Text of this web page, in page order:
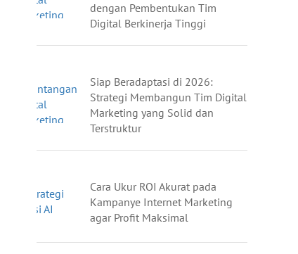
dengan Pembentukan Tim
Digital Berkinerja Tinggi
Siap Beradaptasi di 2026:
Strategi Membangun Tim Digital
Marketing yang Solid dan
Terstruktur
Cara Ukur ROI Akurat pada
Kampanye Internet Marketing
agar Profit Maksimal